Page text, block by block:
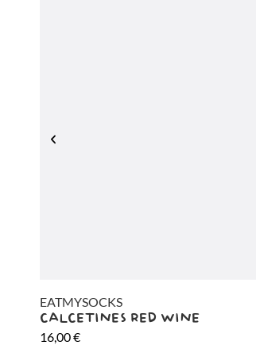
EATMYSOCKS
CALCETINES RED WINE
16,00€